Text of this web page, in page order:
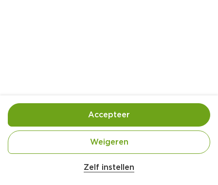
Handige informatie over dit product
Nutri-Score DZelf instellen
Weigeren
Accepteer